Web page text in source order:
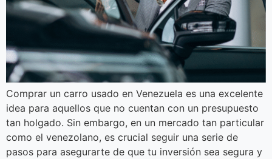
Comprar un carro usado en Venezuela es una excelente
idea para aquellos que no cuentan con un presupuesto
tan holgado. Sin embargo, en un mercado tan particular
como el venezolano, es crucial seguir una serie de
pasos para asegurarte de que tu inversión sea segura y